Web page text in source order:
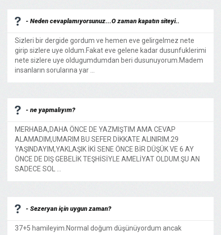
- Neden cevaplamıyorsunuz...O zaman kapatın siteyi..
Sizleri bir dergide gordum ve hemen eve gelirgelmez nete
girip sizlere uye oldum.Fakat eve gelene kadar dusunfuklerimi
nete sizlere uye oldugumdumdan beri dusunuyorum.Madem
insanların sorularına yar ...
- ne yapmalıyım?
MERHABA,DAHA ÖNCE DE YAZMIŞTIM AMA CEVAP
ALAMADIM,UMARIM BU SEFER DİKKATE ALINIRIM.29
YAŞINDAYIM,YAKLAŞIK İKİ SENE ÖNCE BİR DÜŞÜK VE 6 AY
ÖNCE DE DIŞ GEBELİK TEŞHİSİYLE AMELİYAT OLDUM.ŞU AN
SADECE SOL ...
- Sezeryan için uygun zaman?
37+5 hamileyim.Normal doğum düşünüyordum ancak